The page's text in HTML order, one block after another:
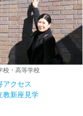
校・高等学校
アクセス
教新座見学